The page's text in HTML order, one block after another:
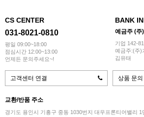
CS CENTER
031-8021-0810
평일 09:00~18:00
점심시간 12:00~13:00
언제든 문의주세요~!
BANK
예금주 (주)
기업 142-
예금주:(주)
김유태
고객센터 연결 상품 문
교환/반품 주소
경기도 용인시 기흥구 중동 1030번지 대우프론티어밸리 1